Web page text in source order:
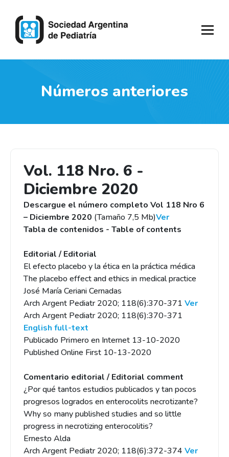
Números anteriores
Vol. 118 Nro. 6 -
Diciembre 2020
Descargue el número completo Vol 118 Nro 6
– Diciembre 2020 (Tamaño 7,5 Mb)Ver
Tabla de contenidos - Table of contents
Editorial / Editorial
El efecto placebo y la ética en la práctica médica
The placebo effect and ethics in medical practice
José María Ceriani Cernadas
Arch Argent Pediatr 2020; 118(6):370-371 Ver
Arch Argent Pediatr 2020; 118(6):370-371
English full-text
Publicado Primero en Internet 13-10-2020
Published Online First 10-13-2020
Comentario editorial / Editorial comment
¿Por qué tantos estudios publicados y tan pocos
progresos logrados en enterocolits necrotizante?
Why so many published studies and so little
progress in necrotizing enterocolitis?
Ernesto Alda
Arch Argent Pediatr 2020; 118(6):372-374 Ver